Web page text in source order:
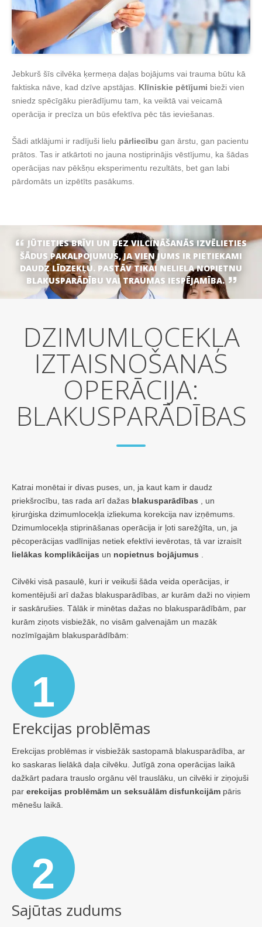
Jebkurš šīs cilvēka ķermeņa daļas bojājums vai trauma būtu kā
faktiska nāve, kad dzīve apstājas. Klīniskie pētījumi bieži vien
sniedz spēcīgāku pierādījumu tam, ka veiktā vai veicamā
operācija ir precīza un būs efektīva pēc tās ieviešanas.
Šādi atklājumi ir radījuši lielu pārliecību gan ārstu, gan pacientu
prātos. Tas ir atkārtoti no jauna nostiprinājis vēstījumu, ka šādas
operācijas nav pēkšņu eksperimentu rezultāts, bet gan labi
pārdomāts un izpētīts pasākums.
JŪTIETIES BRĪVI UN BEZ VILCINĀŠANĀS IZVĒLIETIES
ŠĀDUS PAKALPOJUMUS, JA VIEN JUMS IR PIETIEKAMI
DAUDZ LĪDZEKĻU. PASTĀV TIKAI NELIELA NOPIETNU
BLAKUSPARĀDĪBU VAI TRAUMAS IESPĒJAMĪBA.
DZIMUMLOCEKĻA
IZTAISNOŠANAS
OPERĀCIJA:
BLAKUSPARĀDĪBAS
Katrai monētai ir divas puses, un, ja kaut kam ir daudz
priekšrocību, tas rada arī dažas blakusparādības , un
ķirurģiska dzimumlocekļa izliekuma korekcija nav izņēmums.
Dzimumlocekļa stiprināšanas operācija ir ļoti sarežģīta, un, ja
pēcoperācijas vadlīnijas netiek efektīvi ievērotas, tā var izraisīt
lielākas komplikācijas un nopietnus bojājumus .
Cilvēki visā pasaulē, kuri ir veikuši šāda veida operācijas, ir
komentējuši arī dažas blakusparādības, ar kurām daži no viņiem
ir saskārušies. Tālāk ir minētas dažas no blakusparādībām, par
kurām ziņots visbiežāk, no visām galvenajām un mazāk
nozīmīgajām blakusparādībām:
1
Erekcijas problēmas
Erekcijas problēmas ir visbiežāk sastopamā blakusparādība, ar
ko saskaras lielākā daļa cilvēku. Jutīgā zona operācijas laikā
dažkārt padara trauslo orgānu vēl trauslāku, un cilvēki ir ziņojuši
par erekcijas problēmām un seksuālām disfunkcijām pāris
mēnešu laikā.
2
Sajūtas zudums